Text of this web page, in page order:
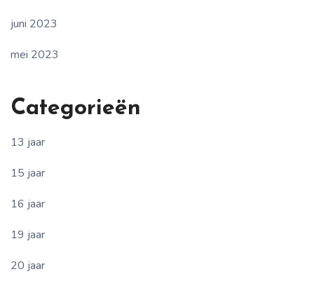
juni 2023
mei 2023
Categorieën
13 jaar
15 jaar
16 jaar
19 jaar
20 jaar